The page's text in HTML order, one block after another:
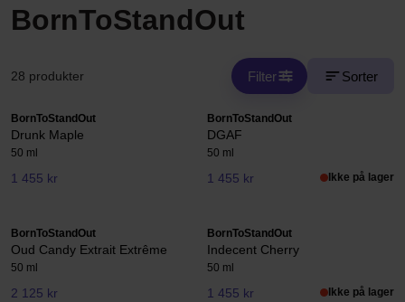
BornToStandOut
28 produkter Filter Sorter
BornToStandOut
Drunk Maple
50 ml
1 455 kr
BornToStandOut
DGAF
50 ml
1 455 kr Ikke på lager
BornToStandOut
Oud Candy Extrait Extrême
50 ml
2 125 kr
BornToStandOut
Indecent Cherry
50 ml
1 455 kr Ikke på lager